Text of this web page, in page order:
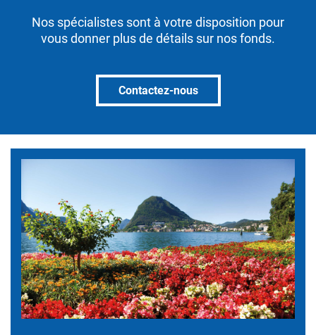
Nos spécialistes sont à votre disposition pour
vous donner plus de détails sur nos fonds.
Contactez-nous